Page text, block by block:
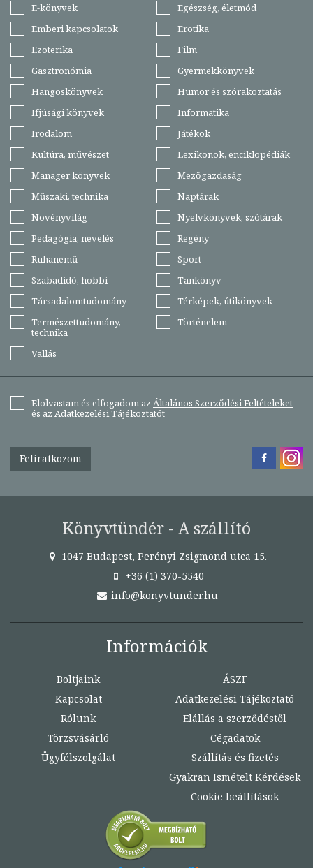
E-könyvek
Egészség, életmód
Emberi kapcsolatok
Erotika
Ezoterika
Film
Gasztronómia
Gyermekkönyvek
Hangoskönyvek
Humor és szórakoztatás
Ifjúsági könyvek
Informatika
Irodalom
Játékok
Kultúra, művészet
Lexikonok, enciklopédiák
Manager könyvek
Mezőgazdaság
Műszaki, technika
Naptárak
Növényvilág
Nyelvkönyvek, szótárak
Pedagógia, nevelés
Regény
Ruhanemű
Sport
Szabadidő, hobbi
Tankönyv
Társadalomtudomány
Térképek, útikönyvek
Természettudomány,
technika
Történelem
Vallás
Elolvastam és elfogadom az Általános Szerződési Feltételeket
és az Adatkezelési Tájékoztatót
Feliratkozom
Könyvtündér - A szállító
1047 Budapest, Perényi Zsigmond utca 15.
+36 (1) 370-5540
info@konyvtunder.hu
Információk
Boltjaink
Kapcsolat
Rólunk
Törzsvásárló
Ügyfélszolgálat
ÁSZF
Adatkezelési Tájékoztató
Elállás a szerződéstől
Cégadatok
Szállítás és fizetés
Gyakran Ismételt Kérdések
Cookie beállítások